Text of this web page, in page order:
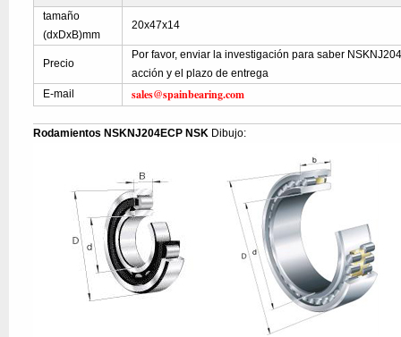
tamaño
(dxDxB)mm
20x47x14
Precio
Por favor, enviar la investigación para saber
acción y el plazo de entrega
E-mail
sales@spainbearing.com
Rodamientos NSKNJ204ECP NSK Dibujo: